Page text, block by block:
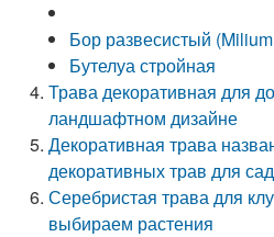
Бор развесистый
Бутелуа стройная
Трава декоративная для
ландшафтном дизайне
Декоративная трава
декоративных трав для
Серебристая трава для
выбираем растения